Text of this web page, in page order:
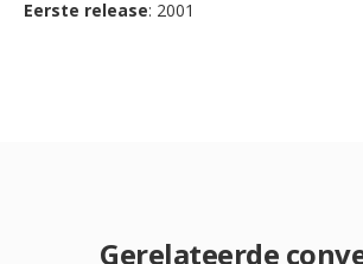
Eerste release: 2001
Gerelateerde